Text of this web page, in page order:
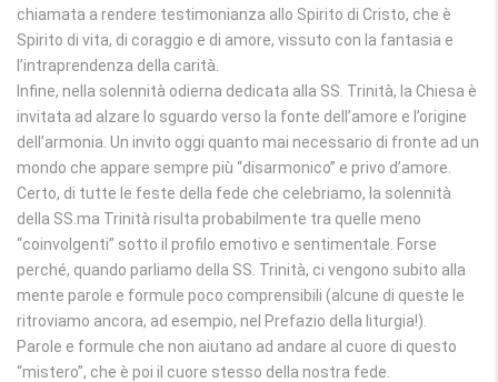
chiamata a rendere testimonianza allo Spirito di Cristo, che è
Spirito di vita, di coraggio e di amore, vissuto con la fantasia e
l’intraprendenza della carità.
Infine, nella solennità odierna dedicata alla SS. Trinità, la Chiesa è
invitata ad alzare lo sguardo verso la fonte dell’amore e l’origine
dell’armonia. Un invito oggi quanto mai necessario di fronte ad un
mondo che appare sempre più “disarmonico” e privo d’amore.
Certo, di tutte le feste della fede che celebriamo, la solennità
della SS.ma Trinità risulta probabilmente tra quelle meno
“coinvolgenti” sotto il profilo emotivo e sentimentale. Forse
perché, quando parliamo della SS. Trinità, ci vengono subito alla
mente parole e formule poco comprensibili (alcune di queste le
ritroviamo ancora, ad esempio, nel Prefazio della liturgia!).
Parole e formule che non aiutano ad andare al cuore di questo
“mistero”, che è poi il cuore stesso della nostra fede.